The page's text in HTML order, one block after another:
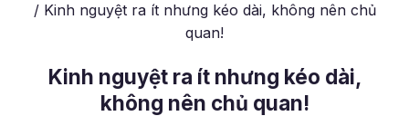
/ Kinh nguyệt ra ít nhưng kéo dài, không nên chủ
quan!
Kinh nguyệt ra ít nhưng kéo dài,
không nên chủ quan!